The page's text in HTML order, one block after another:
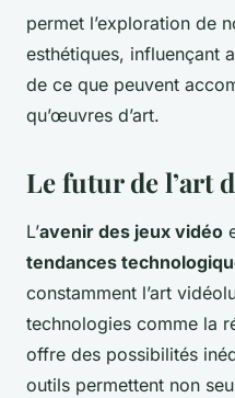
permet l’exploration de
esthétiques, influençant
de ce que peuvent
qu’œuvres d’art.
Le futur de l’art
L’avenir des jeux vidéo
tendances
constamment l’art
technologies comme la
offre des possibilités
outils permettent non